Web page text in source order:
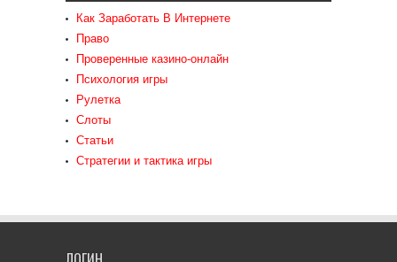
Как Заработать В Интернете
Право
Проверенные казино-онлайн
Психология игры
Рулетка
Слоты
Статьи
Стратегии и тактика игры